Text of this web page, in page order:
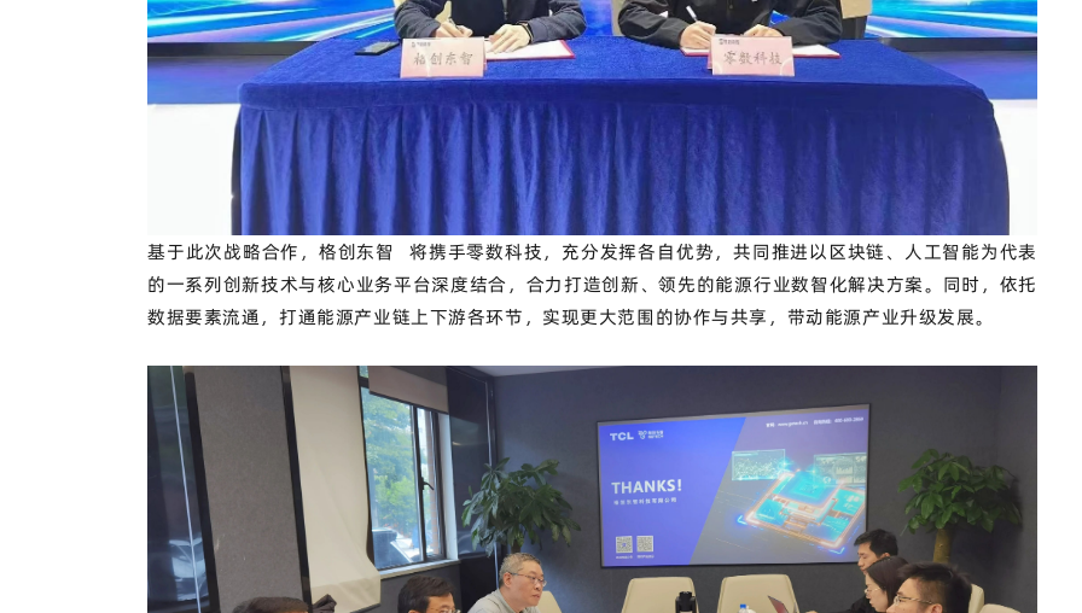
基于此次战略合作， 格创东智
将携手零数科技，充分发挥各自优势，共同推进以区块链、人工智能为代表
的一系列创新技术与核心业务平台深度结合，合力打造创新、领先的能源行业数智化解决方案。 同时，依托
数据要素流通，打通能源产业链上下游各环节，实现更大范围的协作与共享，带动能源产业升级发展。